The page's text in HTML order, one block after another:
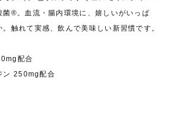
菌®。血流・腸内環境に、嬉しいがいっぱ
触れて実感、飲んで美味しい新習慣です。
配合
ン 250mg配合